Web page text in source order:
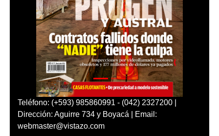
Teléfono: (+593) 985860991 - (042) 2327200 |
Dirección: Aguirre 734 y Boyacá | Email:
webmaster@vistazo.com